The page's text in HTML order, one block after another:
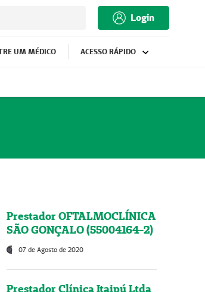
Login
UM MÉDICO ACESSO RÁPIDO
Prestador OFTALMOCLÍNICA
SÃO GONÇALO (55004164-2)
07 de Agosto de 2020
Prestador Clínica Itaipú Ltda